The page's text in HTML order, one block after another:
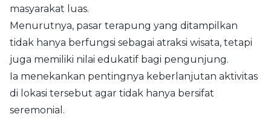
masyarakat luas.
Menurutnya, pasar terapung yang ditampilkan
tidak hanya berfungsi sebagai atraksi wisata, tetapi
juga memiliki nilai edukatif bagi pengunjung.
Ia menekankan pentingnya keberlanjutan aktivitas
di lokasi tersebut agar tidak hanya bersifat
seremonial.